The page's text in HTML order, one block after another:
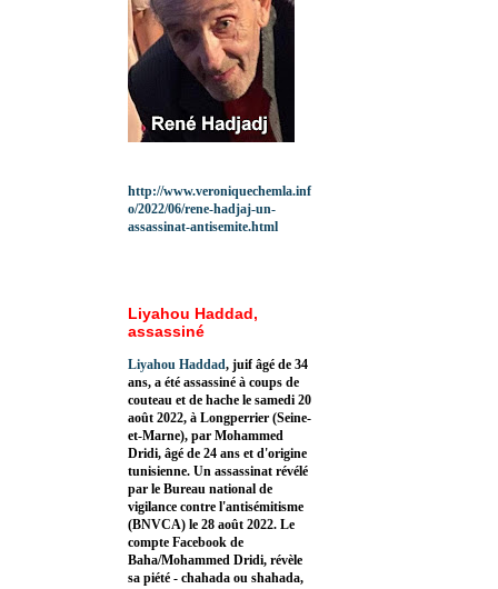
http://www.veroniquechemla.inf
o/2022/06/rene-hadjaj-un-
assassinat-antisemite.html
Liyahou Haddad,
assassiné
Liyahou Haddad, juif âgé de 34
ans, a été assassiné à coups de
couteau et de hache le samedi 20
août 2022, à Longperrier (Seine-
et-Marne), par Mohammed
Dridi, âgé de 24 ans et d'origine
tunisienne. Un assassinat révélé
par le Bureau national de
vigilance contre l'antisémitisme
(BNVCA) le 28 août 2022. Le
compte Facebook de
Baha/Mohammed Dridi, révèle
sa piété - chahada ou shahada,